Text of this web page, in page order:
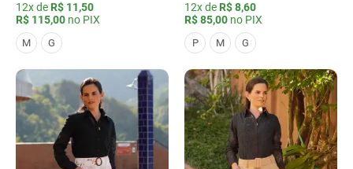
12x de R$ 11,50
R$ 115,00 no PIX
M G
12x de R$ 8,60
R$ 85,00 no PIX
P M G